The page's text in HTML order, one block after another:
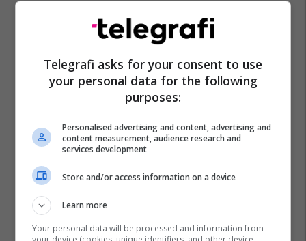
Telegrafi asks for your consent to use
your personal data for the following
purposes:
Personalised advertising and content, advertising and
content measurement, audience research and
services development
Store and/or access information on a device
Learn more
Your personal data will be processed and information from